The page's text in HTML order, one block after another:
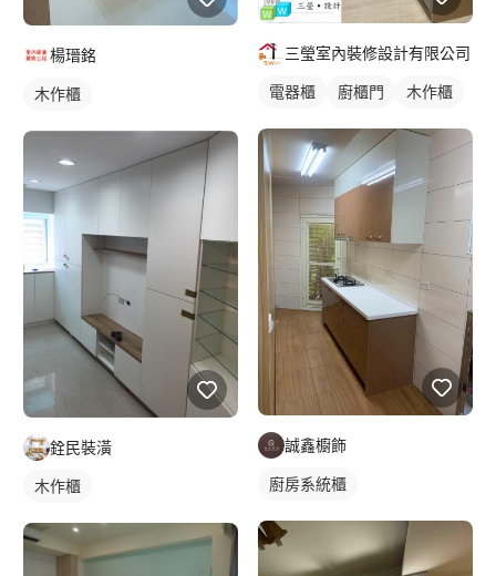
楊瑨銘
木作櫃
銓民裝潢
木作櫃
三瑩室內裝修設計有限公司
電器櫃 廚櫃門 木作櫃
誠鑫櫥飾
廚房系統櫃